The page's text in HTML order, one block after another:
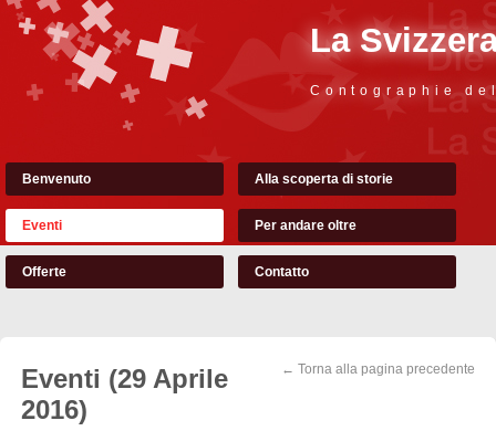
La
Contographie
Benvenuto Alla scoperta di storie
Eventi Per andare oltre
Offerte Contatto
← Torna alla pagina precedente
Eventi (29 Aprile
2016)